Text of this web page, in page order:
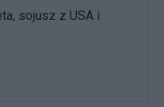
sojusz z USA i